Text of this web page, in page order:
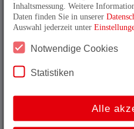
Inhaltsmessung. Weitere
Daten finden Sie in unserer
Auswahl jederzeit unter
Notwendige Cookies
Statistiken
Alle